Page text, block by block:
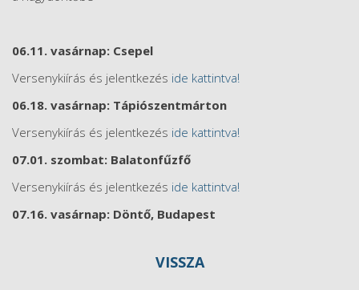
06.11. vasárnap: Csepel
Versenykiírás és jelentkezés ide kattintva!
06.18. vasárnap: Tápiószentmárton
Versenykiírás és jelentkezés ide kattintva!
07.01. szombat: Balatonfűzfő
Versenykiírás és jelentkezés ide kattintva!
07.16. vasárnap: Döntő, Budapest
VISSZA